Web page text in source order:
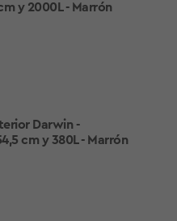
y 2000L - Marrón
Darwin -
cm y 380L - Marrón